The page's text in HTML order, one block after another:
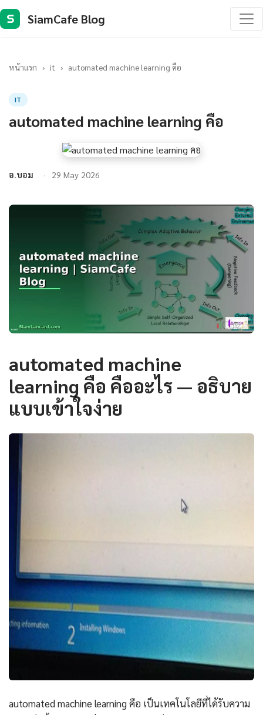
S SiamCafe Blog
หน้าแรก › it › automated machine learning คือ
IT
automated machine learning คือ
อ.บอม 29 May 2026
automated machine
learning คือ คืออะไร — อธิบาย
แบบเข้าใจง่าย
automated machine learning คือ เป็นเทคโนโลยีที่ได้รับความ